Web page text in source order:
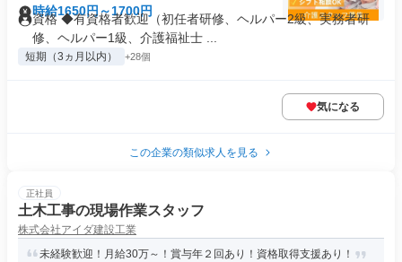
時給1650円～1700円
資格 ◆有資格者歓迎（初任者研修、ヘルパー2級、実務者研
修、ヘルパー1級、介護福祉士 ...
短期（3ヵ月以内） +28個
気になる
この企業の類似求人を見る
正社員
土木工事の現場作業スタッフ
株式会社アイダ建設工業
未経験歓迎！月給30万～！賞与年２回あり！資格取得支援あり！